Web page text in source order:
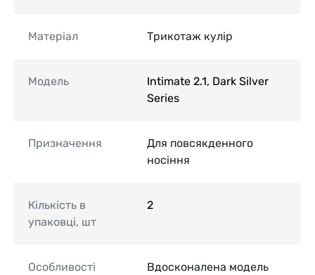
Матеріал Трикотаж кулір
Модель
Intimate 2.1, Dark Silver
Series
Призначення
Для повсякденного
носіння
Кількість в
упаковці, шт
2
Особливості
Вдосконалена модель